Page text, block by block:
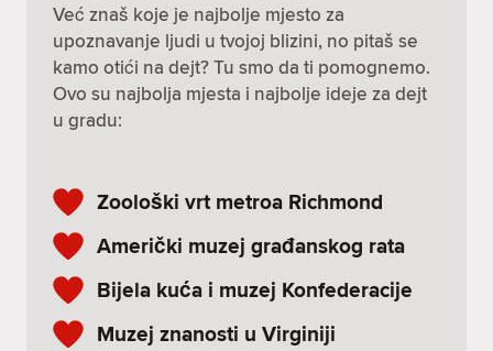
Već znaš koje je najbolje mjesto za
upoznavanje ljudi u tvojoj blizini, no pitaš se
kamo otići na dejt? Tu smo da ti pomognemo.
Ovo su najbolja mjesta i najbolje ideje za dejt
u gradu:
Zoološki vrt metroa Richmond
Američki muzej građanskog rata
Bijela kuća i muzej Konfederacije
Muzej znanosti u Virginiji